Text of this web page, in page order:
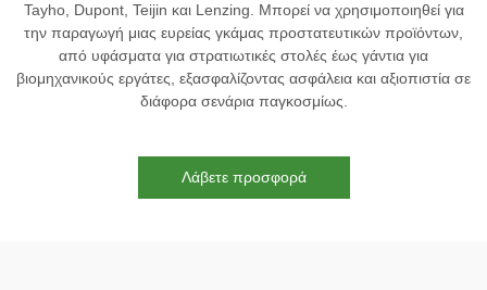
Tayho, Dupont, Teijin και Lenzing. Μπορεί να χρησιμοποιηθεί για
την παραγωγή μιας ευρείας γκάμας προστατευτικών προϊόντων,
από υφάσματα για στρατιωτικές στολές έως γάντια για
βιομηχανικούς εργάτες, εξασφαλίζοντας ασφάλεια και αξιοπιστία σε
διάφορα σενάρια παγκοσμίως.
Λάβετε προσφορά